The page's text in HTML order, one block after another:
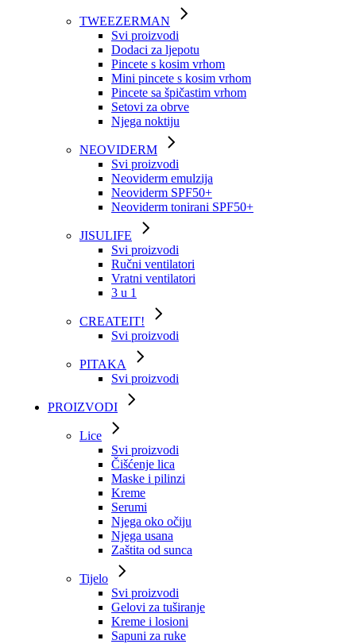
TWEEZERMAN
Svi proizvodi
Dodaci za ljepotu
Pincete s kosim vrhom
Mini pincete s kosim vrhom
Pincete sa špičastim vrhom
Setovi za obrve
Njega noktiju
NEOVIDERM
Svi proizvodi
Neoviderm emulzija
Neoviderm SPF50+
Neoviderm tonirani SPF50+
JISULIFE
Svi proizvodi
Ručni ventilatori
Vratni ventilatori
3 u 1
CREATEIT!
Svi proizvodi
PITAKA
Svi proizvodi
PROIZVODI
Lice
Svi proizvodi
Čišćenje lica
Maske i pilinzi
Kreme
Serumi
Njega oko očiju
Njega usana
Zaštita od sunca
Tijelo
Svi proizvodi
Gelovi za tuširanje
Kreme i losioni
Sapuni za ruke